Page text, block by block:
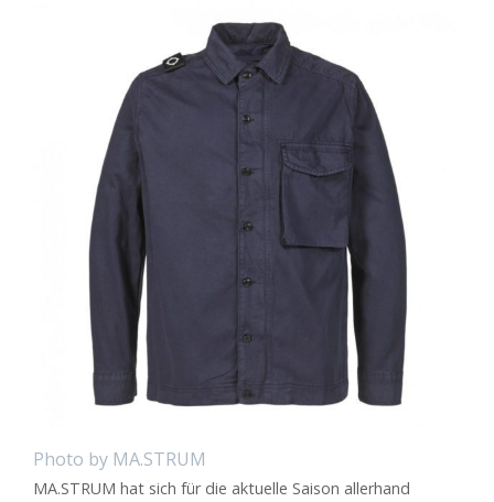
Photo by MA.STRUM
MA.STRUM hat sich für die aktuelle Saison allerhand